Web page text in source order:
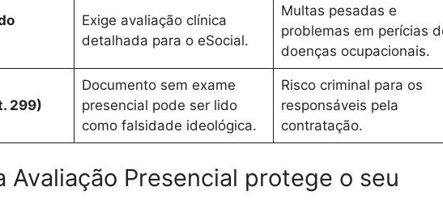
Exige avaliação clínica
detalhada para o eSocial.
Multas pesadas e
problemas em perícias
doenças ocupacionais.
299)
Documento sem exame
presencial pode ser lido
como falsidade ideológica.
Risco criminal para os
responsáveis pela
contratação.
Avaliação Presencial protege o seu